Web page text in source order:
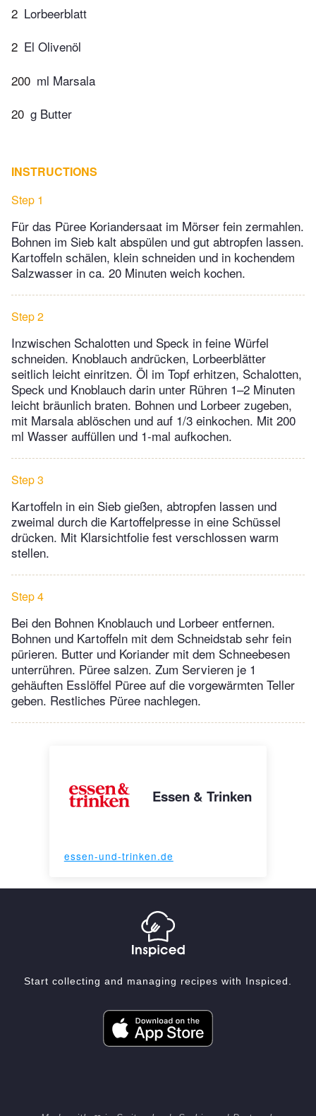
2 Lorbeerblatt
2 El Olivenöl
200 ml Marsala
20 g Butter
INSTRUCTIONS
Step 1
Für das Püree Koriandersaat im Mörser fein zermahlen.
Bohnen im Sieb kalt abspülen und gut abtropfen lassen.
Kartoffeln schälen, klein schneiden und in kochendem
Salzwasser in ca. 20 Minuten weich kochen.
Step 2
Inzwischen Schalotten und Speck in feine Würfel
schneiden. Knoblauch andrücken, Lorbeerblätter
seitlich leicht einritzen. Öl im Topf erhitzen, Schalotten,
Speck und Knoblauch darin unter Rühren 1–2 Minuten
leicht bräunlich braten. Bohnen und Lorbeer zugeben,
mit Marsala ablöschen und auf 1/3 ein­kochen. Mit 200
ml Wasser auffüllen und 1-mal aufkochen.
Step 3
Kartoffeln in ein Sieb gießen, ab­tropfen lassen und
zweimal durch die Kartoffelpresse in eine Schüssel
drücken. Mit Klarsichtfolie fest verschlossen warm
stellen.
Step 4
Bei den Bohnen Knoblauch und Lorbeer entfernen.
Bohnen und Kartoffeln mit dem Schneidstab sehr fein
pürieren. Butter und Koriander mit dem Schneebesen
unterrühren. Püree salzen. Zum Servieren je 1
gehäuften Esslöffel Püree auf die vorgewärmten Teller
geben. Restliches Püree nachlegen.
Essen & Trinken
essen-und-trinken.de
Start collecting and managing recipes with Inspiced.